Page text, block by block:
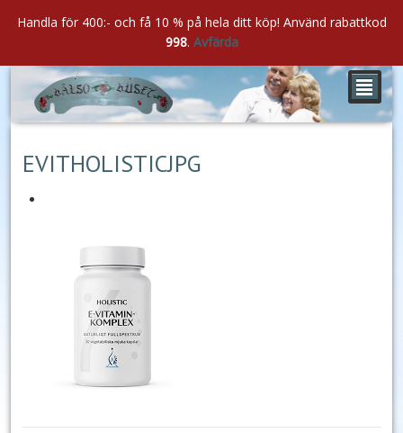
²
EVITHOLISTICJPG
Handla för 400:- och få 10 % på hela ditt köp! Använd rabattkod
998. Avfärda